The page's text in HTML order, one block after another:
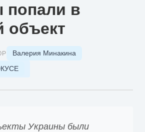
попали в
объект
Валерия Минакина
Украины были